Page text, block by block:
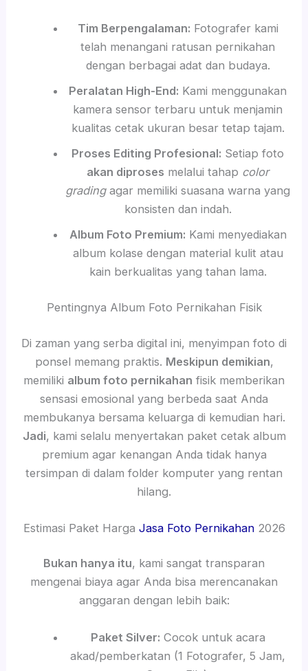
Tim Berpengalaman: Fotografer kami
telah menangani ratusan pernikahan
dengan berbagai adat dan budaya.
Peralatan High-End: Kami menggunakan
kamera sensor terbaru untuk menjamin
kualitas cetak ukuran besar tetap tajam.
Proses Editing Profesional: Setiap foto
akan diproses melalui tahap color
gradingagar memiliki suasana warna yang
konsisten dan indah.
Album Foto Premium: Kami menyediakan
album kolase dengan material kulit atau
kain berkualitas yang tahan lama.
Pentingnya Album Foto Pernikahan Fisik
Di zaman yang serba digital ini, menyimpan foto di
ponsel memang praktis. Meskipun demikian,
memiliki album foto pernikahan fisik memberikan
sensasi emosional yang berbeda saat Anda
membukanya bersama keluarga di kemudian hari.
Jadi, kami selalu menyertakan paket cetak album
premium agar kenangan Anda tidak hanya
tersimpan di dalam folder komputer yang rentan
hilang.
Estimasi Paket Harga Jasa Foto Pernikahan2026
Bukan hanya itu, kami sangat transparan
mengenai biaya agar Anda bisa merencanakan
anggaran dengan lebih baik:
Paket Silver: Cocok untuk acara
akad/pemberkatan (1 Fotografer, 5 Jam,